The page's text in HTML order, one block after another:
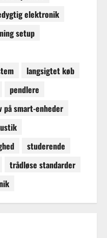
elektronik
setup
langsigtet køb
pendlere
på smart-enheder
studerende
trådløse standarder